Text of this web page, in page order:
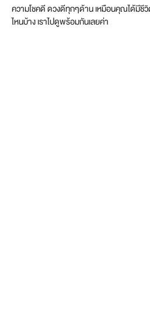
ความโชคดี ดวงดีทุกๆด้าน เหมือนคุณได้มีชีวิ
ไหนบ้าง เราไปดูพร้อมกันเลยค่า